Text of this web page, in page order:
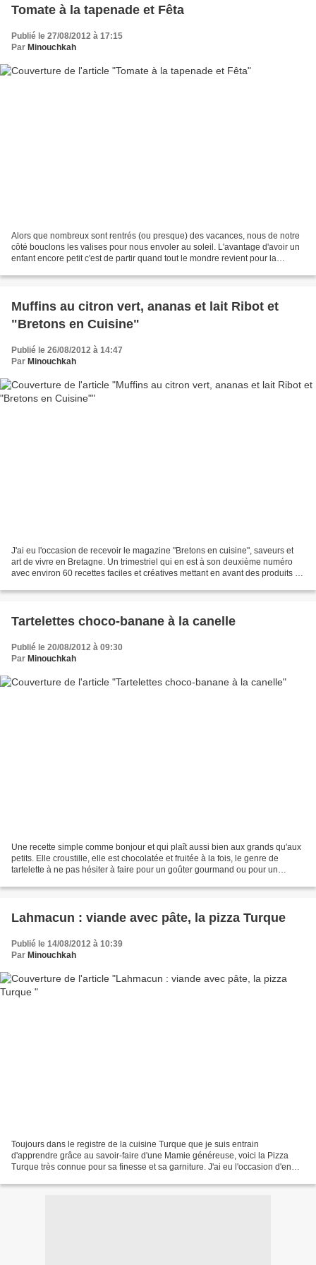
Tomate à la tapenade et Fêta
Publié le 27/08/2012 à 17:15
Par Minouchkah
Alors que nombreux sont rentrés (ou presque) des vacances, nous de notre
côté bouclons les valises pour nous envoler au soleil. L'avantage d'avoir un
enfant encore petit c'est de partir quand tout le mondre revient pour la
Muffins au citron vert, ananas et lait Ribot et
"Bretons en Cuisine"
Publié le 26/08/2012 à 14:47
Par Minouchkah
J'ai eu l'occasion de recevoir le magazine "Bretons en cuisine", saveurs et
art de vivre en Bretagne. Un trimestriel qui en est à son deuxième numéro
avec environ 60 recettes faciles et créatives mettant en avant des produits de
Tartelettes choco-banane à la canelle
Publié le 20/08/2012 à 09:30
Par Minouchkah
Une recette simple comme bonjour et qui plaît aussi bien aux grands qu'aux
petits. Elle croustille, elle est chocolatée et fruitée à la fois, le genre de
tartelette à ne pas hésiter à faire pour un goûter gourmand ou pour un
Lahmacun : viande avec pâte, la pizza Turque
Publié le 14/08/2012 à 10:39
Par Minouchkah
Toujours dans le registre de la cuisine Turque que je suis entrain
d'apprendre grâce au savoir-faire d'une Mamie généreuse, voici la Pizza
Turque très connue pour sa finesse et sa garniture. J'ai eu l'occasion d'en